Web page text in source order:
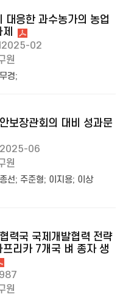
대응한 과수농가의 농업
02
원
경;
보장관회의 대비 성과문
06
원
선; 주준형; 이지용; 이상
력국 국제개발협력 전략
리카 7개국 벼 종자 생
원